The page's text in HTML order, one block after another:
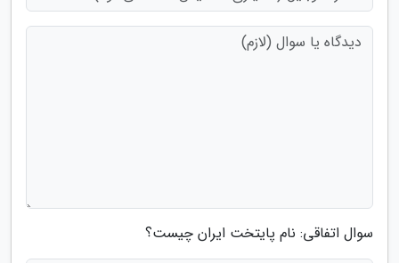
سوال اتفاقی: نام پایتخت ایران چیست؟